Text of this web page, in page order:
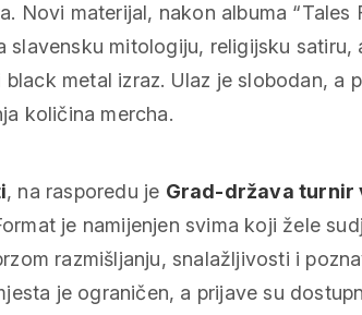
Novi materijal, nakon albuma “Tales
slavensku mitologiju, religijsku
metal izraz. Ulaz je slobodan, a
količina mercha.
, na rasporedu je Grad-država turnir
je namijenjen svima koji žele
razmišljanju, snalažljivosti i
je ograničen, a prijave su